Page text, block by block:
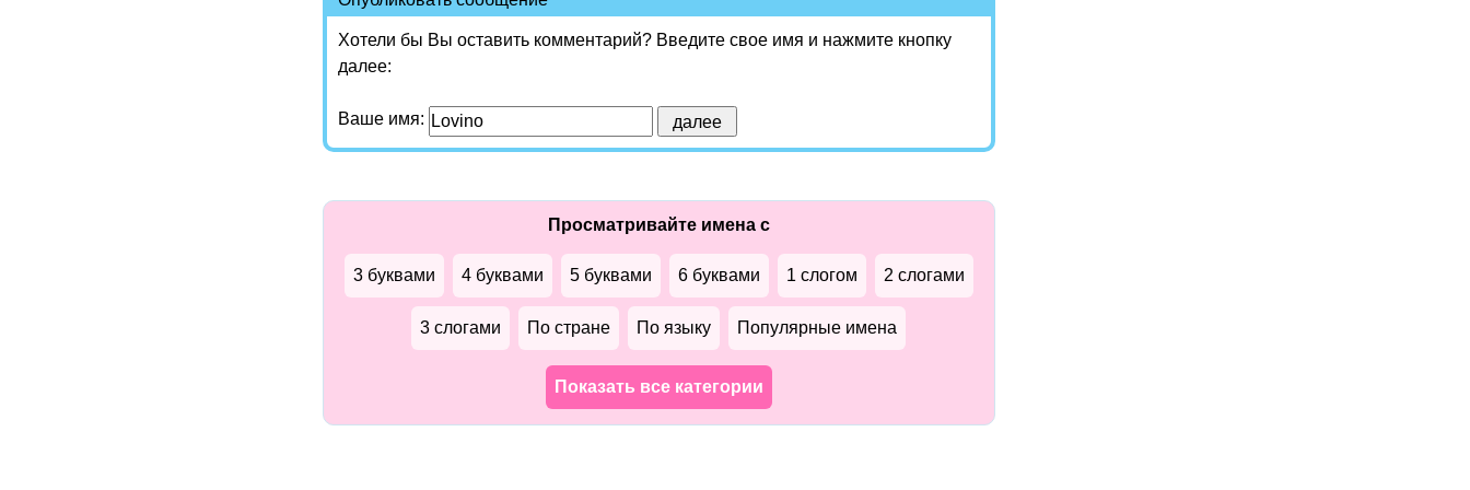
Хотели бы Вы оставить комментарий? Введите свое имя и нажмите кнопку
далее:
Ваше имя:
Просматривайте имена с
3 буквами 4 буквами 5 буквами 6 буквами 1 слогом 2 слогами
3 слогами По стране По языку Популярные имена
Показать все категории